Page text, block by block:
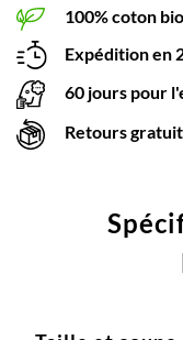
100% coton bio
Expédition en
60 jours pour
Retours